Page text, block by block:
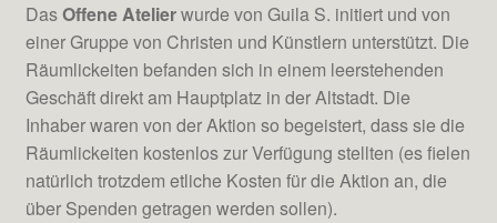
DasOffene Atelierwurde von Guila S. initiert und von
einer Gruppe von Christen und Künstlern unterstützt. Die
Räumlickeiten befanden sich in einem leerstehenden
Geschäft direkt am Hauptplatz in der Altstadt. Die
Inhaber waren von der Aktion so begeistert, dass sie die
Räumlickeiten kostenlos zur Verfügung stellten (es fielen
natürlich trotzdem etliche Kosten für die Aktion an, die
über Spenden getragen werden sollen).